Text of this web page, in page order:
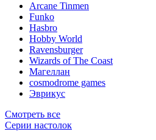
Arcane Tinmen
Funko
Hasbro
Hobby World
Ravensburger
Wizards of The Coast
Магеллан
сosmodrome games
Эврикус
Смотреть все
Серии настолок